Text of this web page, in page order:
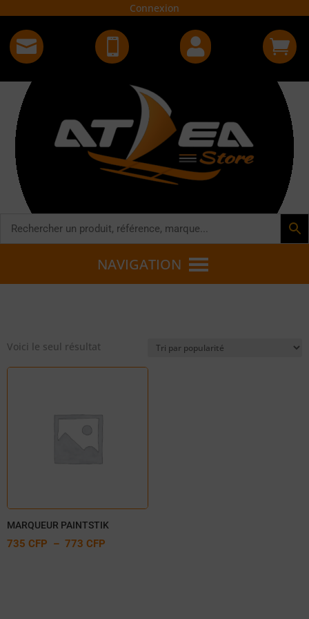
Connexion
   
NAVIGATION
Voici le seul résultat
MARQUEUR PAINTSTIK
735 CFP – 773 CFP